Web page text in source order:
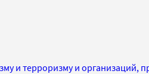
и терроризму и организаций,